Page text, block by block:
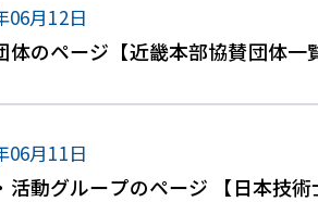
06月12日
体のページ【近畿本部協賛団体一
06月11日
活動グループのページ 【日本技